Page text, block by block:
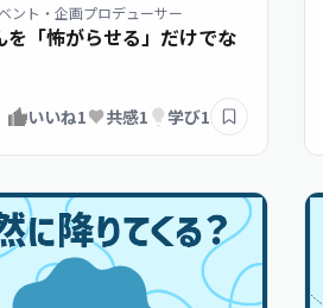
ント・企画プロデューサー
「怖がらせる」だけでな
いいね1 共感1 学び1